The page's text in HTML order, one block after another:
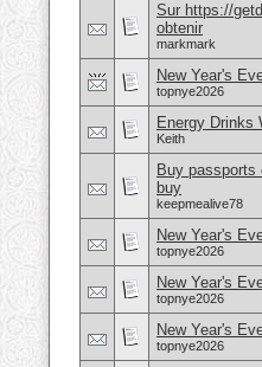
Sur https://
obtenir
markmark
New Year's
topnye2026
Energy Drinks
Keith
Buy passports
buy
keepmealive78
New Year's
topnye2026
New Year's
topnye2026
New Year's
topnye2026